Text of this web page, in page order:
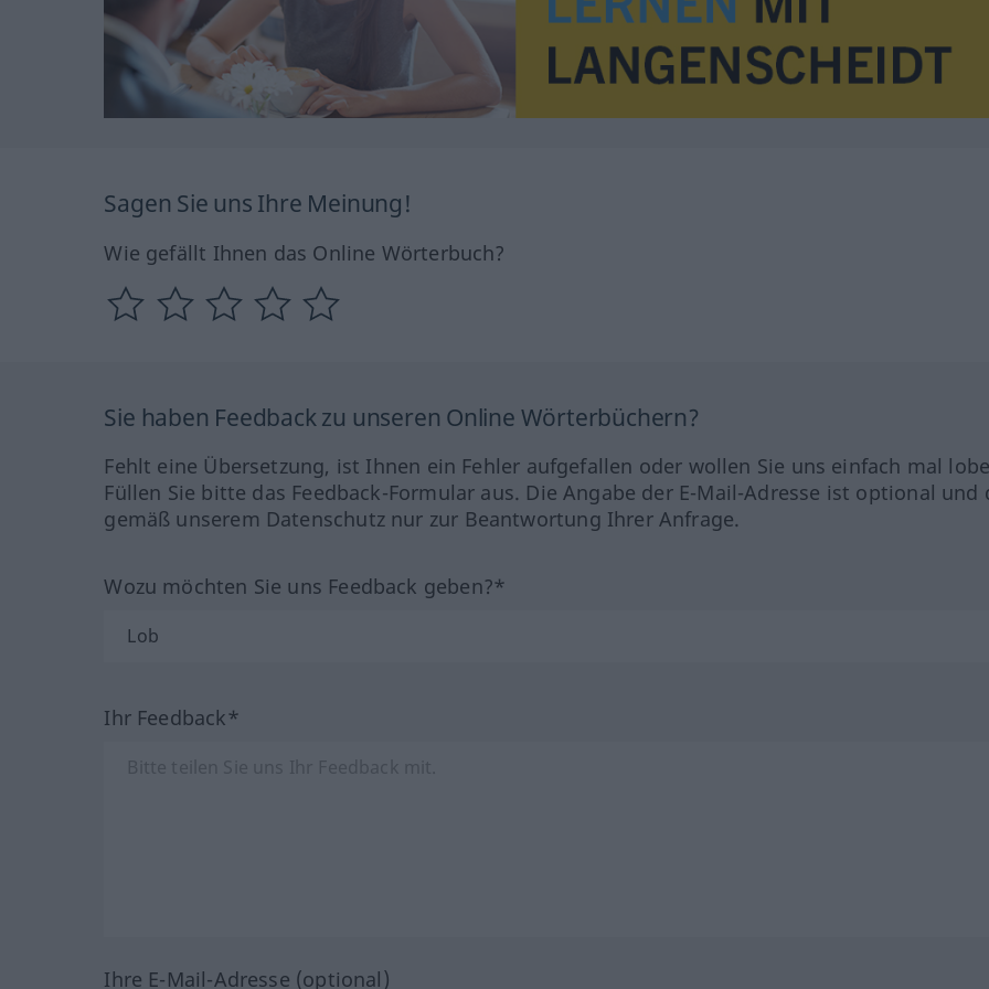
Sagen Sie uns Ihre Meinung!
Wie gefällt Ihnen das Online Wörterbuch?
Sie haben Feedback zu unseren Online Wörterbüchern?
Fehlt eine Übersetzung, ist Ihnen ein Fehler aufgefallen oder wollen Sie uns einfach mal
Füllen Sie bitte das Feedback-Formular aus. Die Angabe der E-Mail-Adresse ist optional und
gemäß unserem Datenschutz nur zur Beantwortung Ihrer Anfrage.
Wozu möchten Sie uns Feedback geben?*
Ihr Feedback*
Ihre E-Mail-Adresse (optional)